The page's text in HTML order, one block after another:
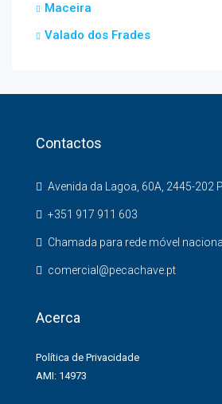
Maceira
Valado dos Frades
Contactos
Avenida da Lagoa, 60A, 2445-202
+351 917 911 603
Chamada para rede móvel nacional
comercial@pecachave.pt
Acerca
Política de Privacidade
AMI: 14973